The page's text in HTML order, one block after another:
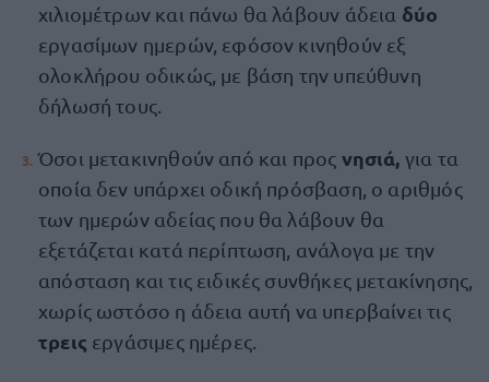
χιλιομέτρων και πάνω θα λάβουν άδεια δύο
εργασίμων ημερών, εφόσον κινηθούν εξ
ολοκλήρου οδικώς, με βάση την υπεύθυνη
δήλωσή τους.
Όσοι μετακινηθούν από και προς νησιά, για τα
οποία δεν υπάρχει οδική πρόσβαση, ο αριθμός
των ημερών αδείας που θα λάβουν θα
εξετάζεται κατά περίπτωση, ανάλογα με την
απόσταση και τις ειδικές συνθήκες μετακίνησης,
χωρίς ωστόσο η άδεια αυτή να υπερβαίνει τις
τρεις εργάσιμες ημέρες.